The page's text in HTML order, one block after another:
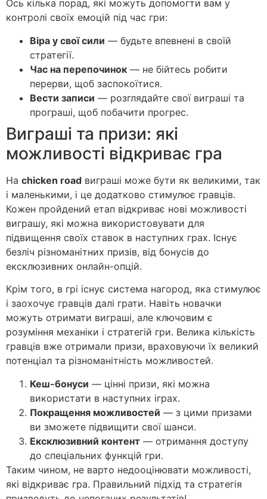
Ось кілька порад, які можуть допомогти вам у
контролі своїх емоцій під час гри:
Віра у свої сили — будьте впевнені в своїй
стратегії.
Час на перепочинок — не бійтесь робити
перерви, щоб заспокоїтися.
Вести записи — розглядайте свої виграші та
програші, щоб побачити прогрес.
Виграші та призи: які
можливості відкриває гра
На chicken road виграші може бути як великими, так
і маленькими, і це додатково стимулює гравців.
Кожен пройдений етап відкриває нові можливості
виграшу, які можна використовувати для
підвищення своїх ставок в наступних грах. Існує
безліч різноманітних призів, від бонусів до
ексклюзивних онлайн-опцій.
Крім того, в грі існує система нагород, яка стимулює
і заохочує гравців далі грати. Навіть новачки
можуть отримати виграші, але ключовим є
розуміння механіки і стратегій гри. Велика кількість
гравців вже отримали призи, враховуючи їх великий
потенціал та різноманітність можливостей.
Кеш-бонуси — цінні призи, які можна
використати в наступних іграх.
Покращення можливостей — з цими призами
ви зможете підвищити свої шанси.
Ексклюзивний контент — отримання доступу
до спеціальних функцій гри.
Таким чином, не варто недооцінювати можливості,
які відкриває гра. Правильний підхід та стратегія